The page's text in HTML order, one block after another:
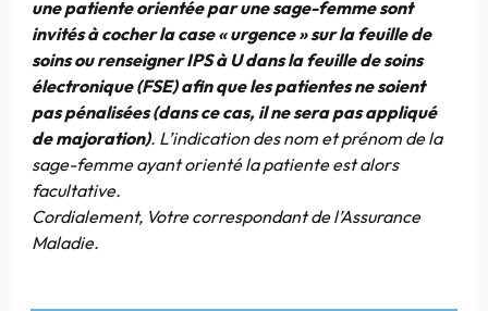
une patiente orientée par une sage-femme sont
invités à cocher la case « urgence » sur la feuille de
soins ou renseigner IPS à U dans la feuille de soins
électronique (FSE) afin que les patientes ne soient
pas pénalisées (dans ce cas, il ne sera pas appliqué
de majoration). L’indication des nom et prénom de la
sage-femme ayant orienté la patiente est alors
facultative.
Cordialement, Votre correspondant de l’Assurance
Maladie.